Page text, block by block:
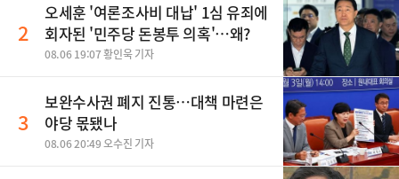
2
오세훈 '여론조사비 대납' 1심 유죄에
회자된 '민주당 돈봉투 의혹'…왜?
08.06 19:07 황인욱 기자
3
보완수사권 폐지 진통…대책 마련은
야당 몫됐나
08.06 20:49 오수진 기자